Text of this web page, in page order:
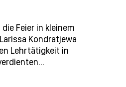
Feier in kleinem
Kondratjewa
Lehrtätigkeit in